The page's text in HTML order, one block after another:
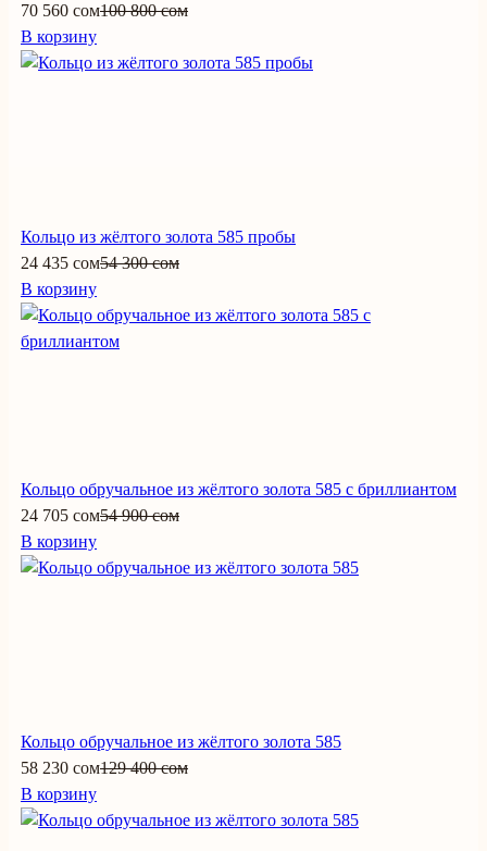
70 560 сом100 800 сом
В корзину
Кольцо из жёлтого золота 585 пробы
24 435 сом54 300 сом
В корзину
Кольцо обручальное из жёлтого золота 585 с бриллиантом
24 705 сом54 900 сом
В корзину
Кольцо обручальное из жёлтого золота 585
58 230 сом129 400 сом
В корзину